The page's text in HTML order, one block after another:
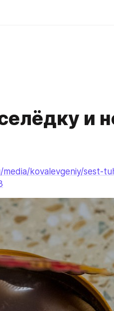
и
kovalevgeniy/sest-